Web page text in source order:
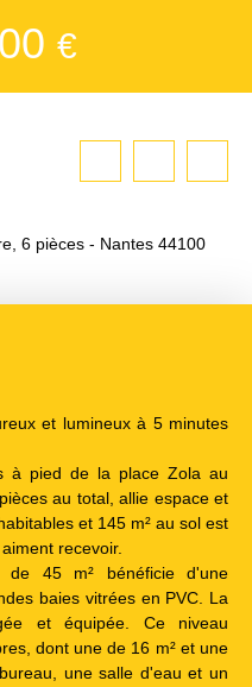
€
6 pièces - Nantes 44100
et lumineux à 5 minutes
à pied de la place Zola au
au total, allie espace et
et 145 m² au sol est
recevoir.
de 45 m² bénéficie d'une
baies vitrées en PVC. La
et équipée. Ce niveau
dont une de 16 m² et une
une salle d'eau et un